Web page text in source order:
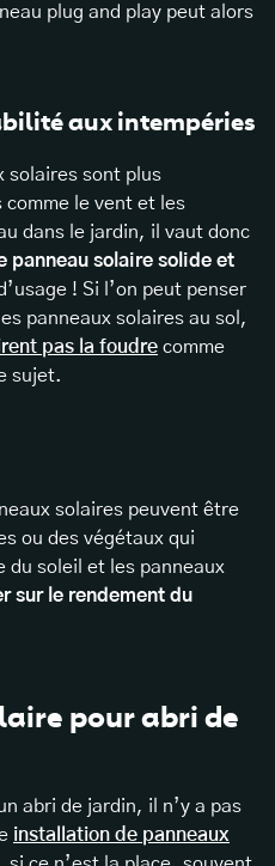
plug and play peut alors
aux intempéries
solaires sont plus
le vent et les
dans le jardin, il vaut donc
panneau solaire solide et
! Si l’on peut penser
panneaux solaires au sol,
pas la foudre comme
sujet.
solaires peuvent être
ou des végétaux qui
du soleil et les panneaux
sur le rendement du
pour abri de
abri de jardin, il n’y a pas
installation de panneaux